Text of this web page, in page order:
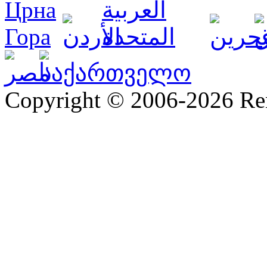
Copyright © 2006-2026